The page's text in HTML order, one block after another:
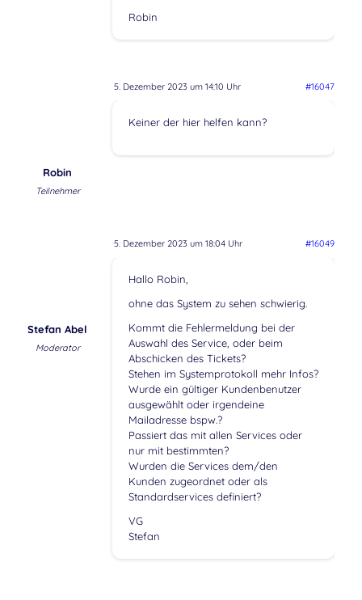
Robin
5. Dezember 2023 um 14:10 Uhr #16047
Robin
Teilnehmer
Keiner der hier helfen kann?
5. Dezember 2023 um 18:04 Uhr #16049
Stefan Abel
Moderator
Hallo Robin,
ohne das System zu sehen schwierig.
Kommt die Fehlermeldung bei der
Auswahl des Service, oder beim
Abschicken des Tickets?
Stehen im Systemprotokoll mehr Infos?
Wurde ein gültiger Kundenbenutzer
ausgewählt oder irgendeine
Mailadresse bspw.?
Passiert das mit allen Services oder
nur mit bestimmten?
Wurden die Services dem/den
Kunden zugeordnet oder als
Standardservices definiert?
VG
Stefan